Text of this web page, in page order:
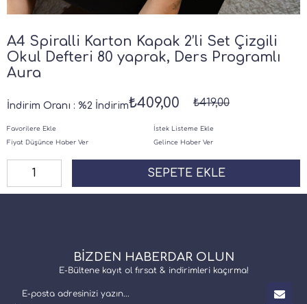
A4 Spiralli Karton Kapak 2’li Set Çizgili
Okul Defteri 80 yaprak, Ders Programlı
Aura
İndirim Oranı : %2 İndirim ₺419,00
₺409,00
Favorilere Ekle
İstek Listeme Ekle
Fiyat Düşünce Haber Ver
Gelince Haber Ver
BİZDEN HABERDAR OLUN
E-Bültene kayıt ol fırsat & indirimleri kaçırma!